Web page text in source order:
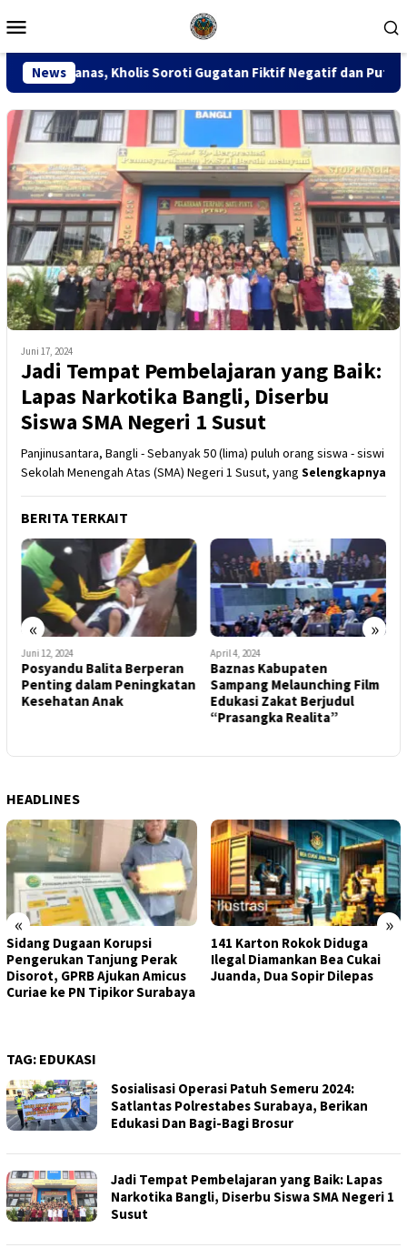
ke
Mobile
News
Soroti Gugatan Fiktif Negatif dan Putusan PK 155
Juni 17, 2024
Jadi Tempat Pembelajaran yang Baik:
Lapas Narkotika Bangli, Diserbu
Siswa SMA Negeri 1 Susut
Panjinusantara, Bangli - Sebanyak 50 (lima) puluh orang siswa - siswi
Sekolah Menengah Atas (SMA) Negeri 1 Susut, yang Selengkapnya
BERITA TERKAIT
« »
Juni 12, 2024
Posyandu Balita Berperan
Penting dalam Peningkatan
Kesehatan Anak
April 4, 2024
Baznas Kabupaten
Sampang Melaunching Film
Edukasi Zakat Berjudul
“Prasangka Realita”
HEADLINES
« »
Sidang Dugaan Korupsi
Pengerukan Tanjung Perak
Disorot, GPRB Ajukan Amicus
Curiae ke PN Tipikor Surabaya
141 Karton Rokok Diduga
Ilegal Diamankan Bea Cukai
Juanda, Dua Sopir Dilepas
TAG: EDUKASI
Sosialisasi Operasi Patuh Semeru 2024:
Satlantas Polrestabes Surabaya, Berikan
Edukasi Dan Bagi-Bagi Brosur
Jadi Tempat Pembelajaran yang Baik: Lapas
Narkotika Bangli, Diserbu Siswa SMA Negeri 1
Susut